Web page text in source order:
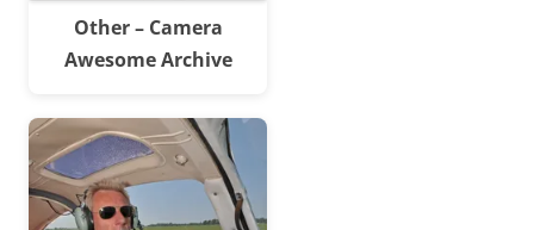
Other – Camera
Awesome Archive